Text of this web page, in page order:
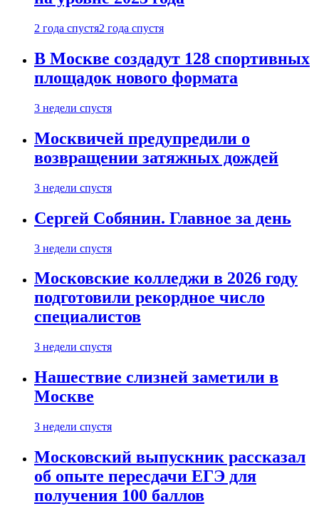
2 года спустя2 года спустя
В Москве создадут 128 спортивных
площадок нового формата
3 недели спустя
Москвичей предупредили о
возвращении затяжных дождей
3 недели спустя
Сергей Собянин. Главное за день
3 недели спустя
Московские колледжи в 2026 году
подготовили рекордное число
специалистов
3 недели спустя
Нашествие слизней заметили в
Москве
3 недели спустя
Московский выпускник рассказал
об опыте пересдачи ЕГЭ для
получения 100 баллов